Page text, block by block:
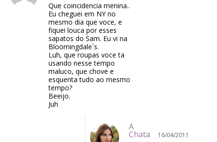
Que coincidencia menina..
Eu cheguei em NY no
mesmo dia que voce, e
fiquei louca por esses
sapatos do Sam. Eu vi na
Bloomingdale`s.
Luh, que roupas voce ta
usando nesse tempo
maluco, que chove e
esquenta tudo ao mesmo
tempo?
Beeijo.
Juh
A
Chata
16/04/2011